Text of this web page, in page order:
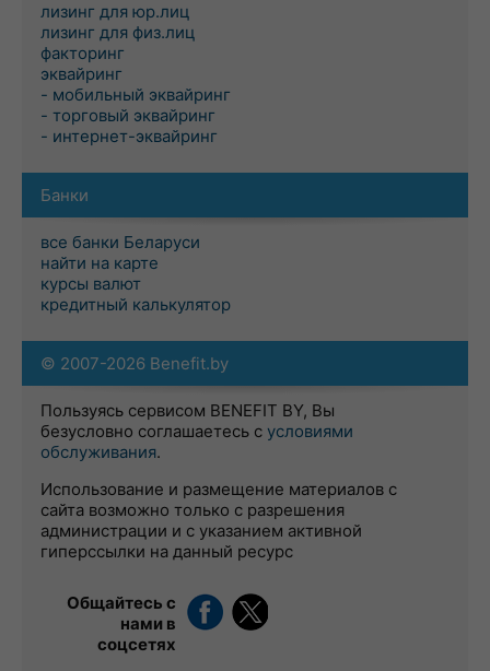
лизинг для юр.лиц
лизинг для физ.лиц
факторинг
эквайринг
- мобильный эквайринг
- торговый эквайринг
- интернет-эквайринг
Банки
все банки Беларуси
найти на карте
курсы валют
кредитный калькулятор
© 2007-2026 Benefit.by
Пользуясь сервисом BENEFIT BY, Вы
безусловно соглашаетесь с условиями
обслуживания.
Использование и размещение материалов с
сайта возможно только с разрешения
администрации и с указанием активной
гиперссылки на данный ресурс
Общайтесь с
нами в
соцсетях